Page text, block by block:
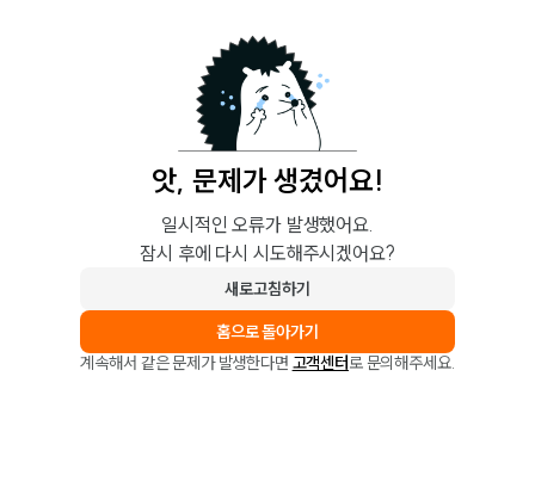
앗, 문제가 생겼어요!
일시적인 오류가 발생했어요.
잠시 후에 다시 시도해주시겠어요?
새로고침하기
홈으로 돌아가기
계속해서 같은 문제가 발생한다면 고객센터로 문의해주세요.